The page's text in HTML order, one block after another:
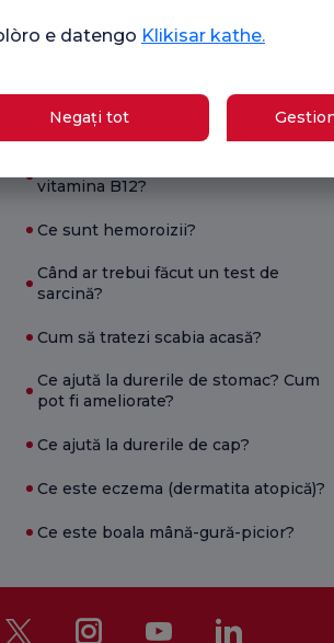
Sănătate actuală
Care sunt simptomele sarcinii?
vitamina B12?
Ce sunt hemoroizii?
Când ar trebui făcut un test de
sarcină?
Cum să tratezi scabia acasă?
Ce ajută la durerile de stomac? Cum
pot fi ameliorate?
Ce ajută la durerile de cap?
Ce este eczema (dermatita atopică)?
Ce este boala mână-gură-picior?
e datengo Klikisar kathe.
Negați tot